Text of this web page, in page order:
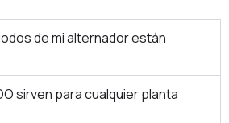
de mi alternador están
sirven para cualquier planta